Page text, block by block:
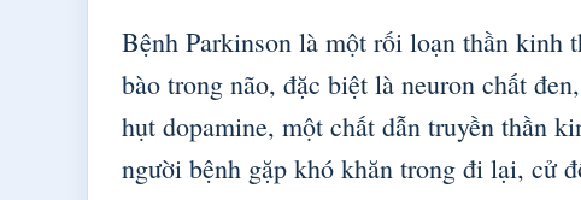
Bệnh Parkinson là một rối loạn thần kinh
bào trong não, đặc biệt là neuron chất
hụt dopamine, một chất dẫn truyền thần
người bệnh gặp khó khăn trong đi lại, cử